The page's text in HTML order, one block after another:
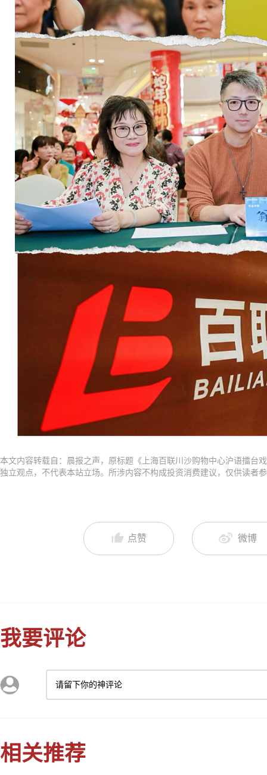
本文内容转载自：晨报之声，原标题《上海百联川沙购物中心沪语擂台
独立观点，不代表本站立场。所涉内容不构成投资消费建议，仅供读者
点赞 微博
我要评论
请留下你的神评论
相关推荐